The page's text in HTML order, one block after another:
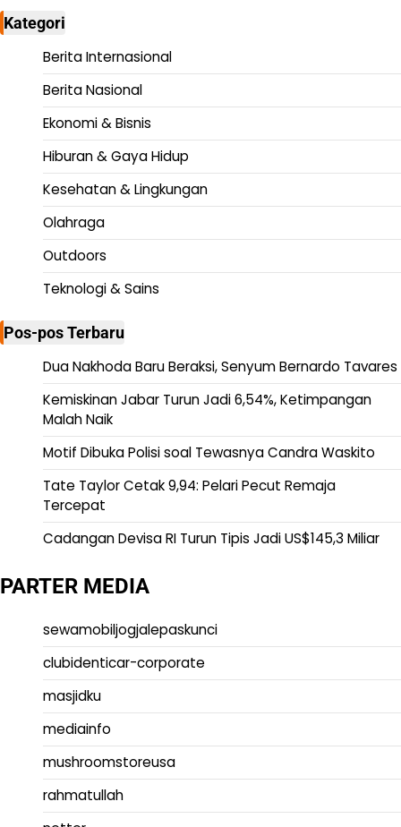
Kategori
Berita Internasional
Berita Nasional
Ekonomi & Bisnis
Hiburan & Gaya Hidup
Kesehatan & Lingkungan
Olahraga
Outdoors
Teknologi & Sains
Pos-pos Terbaru
Dua Nakhoda Baru Beraksi, Senyum Bernardo Tavares
Kemiskinan Jabar Turun Jadi 6,54%, Ketimpangan
Malah Naik
Motif Dibuka Polisi soal Tewasnya Candra Waskito
Tate Taylor Cetak 9,94: Pelari Pecut Remaja
Tercepat
Cadangan Devisa RI Turun Tipis Jadi US$145,3 Miliar
PARTER MEDIA
sewamobiljogjalepaskunci
clubidenticar-corporate
masjidku
mediainfo
mushroomstoreusa
rahmatullah